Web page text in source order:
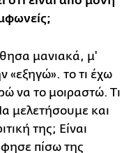
μανιακά, μ'
«εξηγώ». το τι έχω
να το μοιραστώ. Τι
μελετήσουμε και
της; Είναι
πίσω της